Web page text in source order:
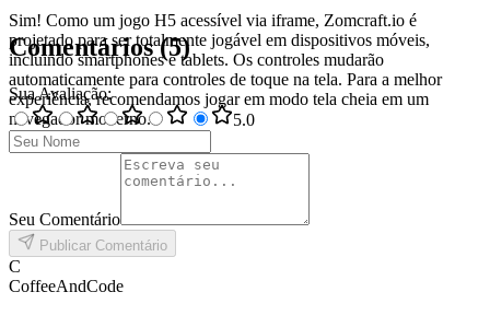
Sim! Como um jogo H5 acessível via iframe, Zomcraft.io é
projetado para ser totalmente jogável em dispositivos móveis,
incluindo smartphones e tablets. Os controles mudarão
automaticamente para controles de toque na tela. Para a melhor
experiência, recomendamos jogar em modo tela cheia em um
navegador moderno.
Comentários(5)
Sua Avaliação:
5.0
Seu Comentário
Publicar Comentário
C
CoffeeAndCode